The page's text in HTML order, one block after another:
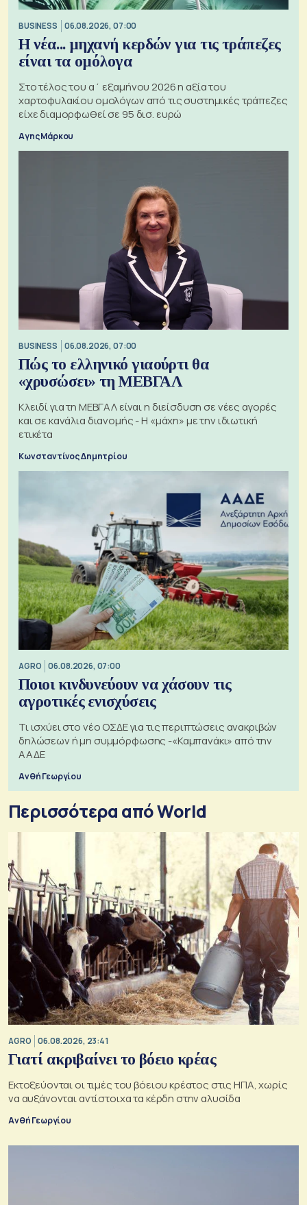
BUSINESS 06.08.2026, 07:00
Η νέα... μηχανή κερδών για τις τράπεζες
είναι τα ομόλογα
Στο τέλος του α΄ εξαμήνου 2026 η αξία του
χαρτοφυλακίου ομολόγων από τις συστημικές τράπεζες
είχε διαμορφωθεί σε 95 δισ. ευρώ
Αγης Μάρκου
BUSINESS 06.08.2026, 07:00
Πώς το ελληνικό γιαούρτι θα
«χρυσώσει» τη ΜΕΒΓΑΛ
Κλειδί για τη ΜΕΒΓΑΛ είναι η διείσδυση σε νέες αγορές
και σε κανάλια διανομής - Η «μάχη» με την ιδιωτική
ετικέτα
Κωνσταντίνος Δημητρίου
AGRO 06.08.2026, 07:00
Ποιοι κινδυνεύουν να χάσουν τις
αγροτικές ενισχύσεις
Τι ισχύει στο νέο ΟΣΔΕ για τις περιπτώσεις ανακριβών
δηλώσεων ή μη συμμόρφωσης -«Καμπανάκι» από την
ΑΑΔΕ
Ανθή Γεωργίου
Περισσότερα από World
AGRO 06.08.2026, 23:41
Γιατί ακριβαίνει το βόειο κρέας
Εκτοξεύονται οι τιμές του βόειου κρέατος στις ΗΠΑ, χωρίς
να αυξάνονται αντίστοιχα τα κέρδη στην αλυσίδα
Ανθή Γεωργίου